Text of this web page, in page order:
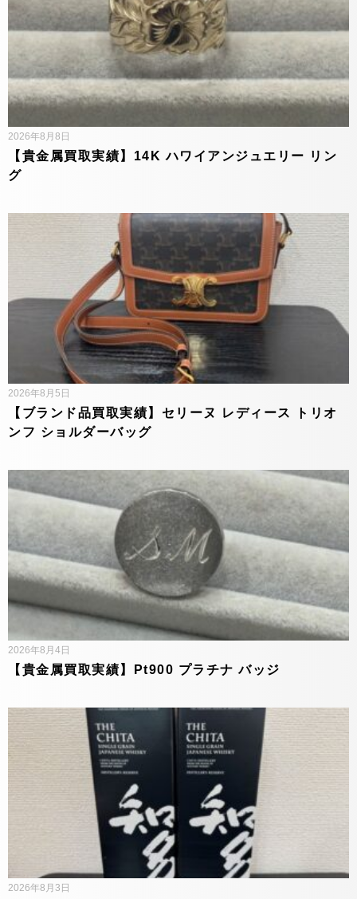
【貴金属買取実績】14K ハワイアンジュエリー リン
グ
2026年8月8日
【ブランド品買取実績】セリーヌ レディース トリオ
ンフ ショルダーバッグ
2026年8月5日
【貴金属買取実績】Pt900 プラチナ バッジ
2026年8月4日
2026年8月3日